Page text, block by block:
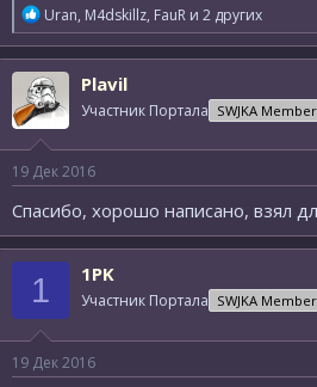
Р
е
а
к
ц
и
и
:
Uran, M4dskillz, FauR и 2 других
Plavil
Участник Портала SWJKA Member
19 Дек 2016
Спасибо, хорошо написано, взял
1 1PK
Участник Портала SWJKA Member
19 Дек 2016